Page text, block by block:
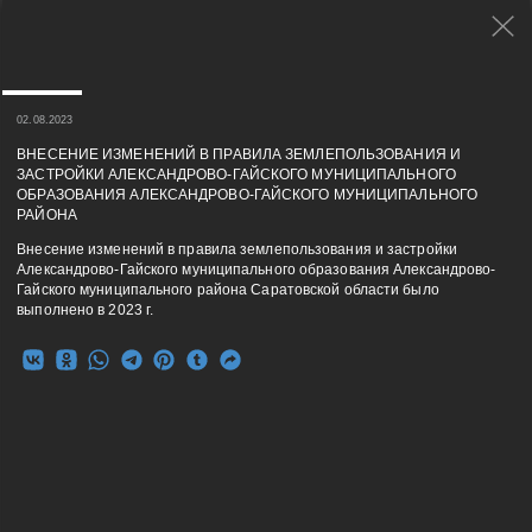
02.08.2023
ВНЕСЕНИЕ ИЗМЕНЕНИЙ В ПРАВИЛА ЗЕМЛЕПОЛЬЗОВАНИЯ И
ЗАСТРОЙКИ АЛЕКСАНДРОВО-ГАЙСКОГО МУНИЦИПАЛЬНОГО
ОБРАЗОВАНИЯ АЛЕКСАНДРОВО-ГАЙСКОГО МУНИЦИПАЛЬНОГО
РАЙОНА
Внесение изменений в правила землепользования и застройки
Александрово-Гайского муниципального образования Александрово-
Гайского муниципального района Саратовской области было
выполнено в 2023 г.